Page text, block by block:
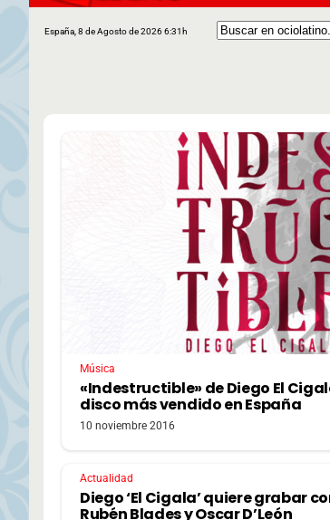
España, 8 de Agosto de 2026 6:31h
Música
«Indestructible» de Diego El
disco más vendido en España
10 noviembre 2016
Actualidad
Diego ‘El Cigala’ quiere grabar
Rubén Blades y Oscar D’León